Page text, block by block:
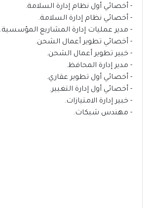
- أخصائي أول نظام إدارة السلامة.
- أخصائي نظام إدارة السلامة.
- مدير عمليات إدارة المشاريع المؤسسية.
- أخصائي تطوير أعمال الشحن.
- خبير تطوير أعمال الشحن.
- مدير إدارة المحافظ.
- أخصائي أول تطوير عقاري.
- أخصائي أول إدارة التغيير.
- خبير إدارة الامتيازات.
- مهندس شبكات.